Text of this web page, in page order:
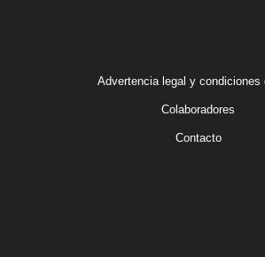
Advertencia legal y condiciones
Colaboradores
Contacto